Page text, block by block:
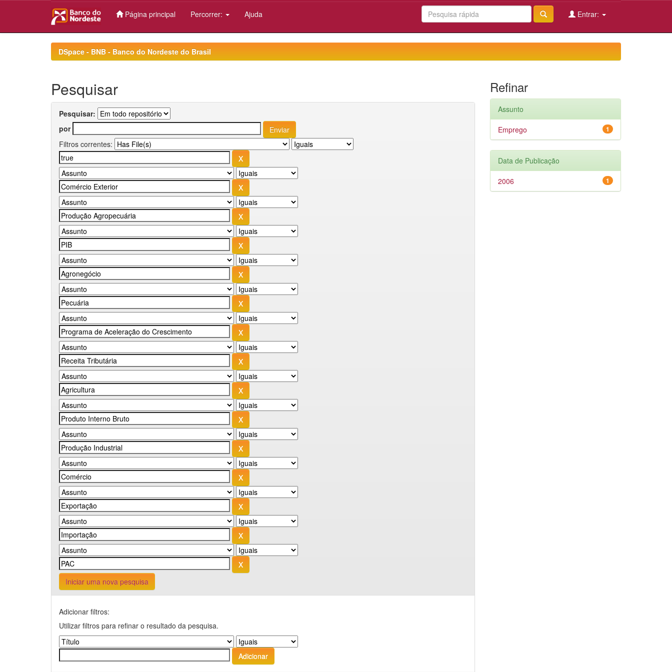
Página principal Percorrer: Ajuda Entrar:
DSpace - BNB - Banco do Nordeste do Brasil
Pesquisar
Pesquisar:
por
Filtros correntes:
Iniciar uma nova pesquisa
Adicionar filtros:
Utilizar filtros para refinar o resultado da pesquisa.
Refinar
Assunto
1
Emprego
Data de Publicação
1
2006